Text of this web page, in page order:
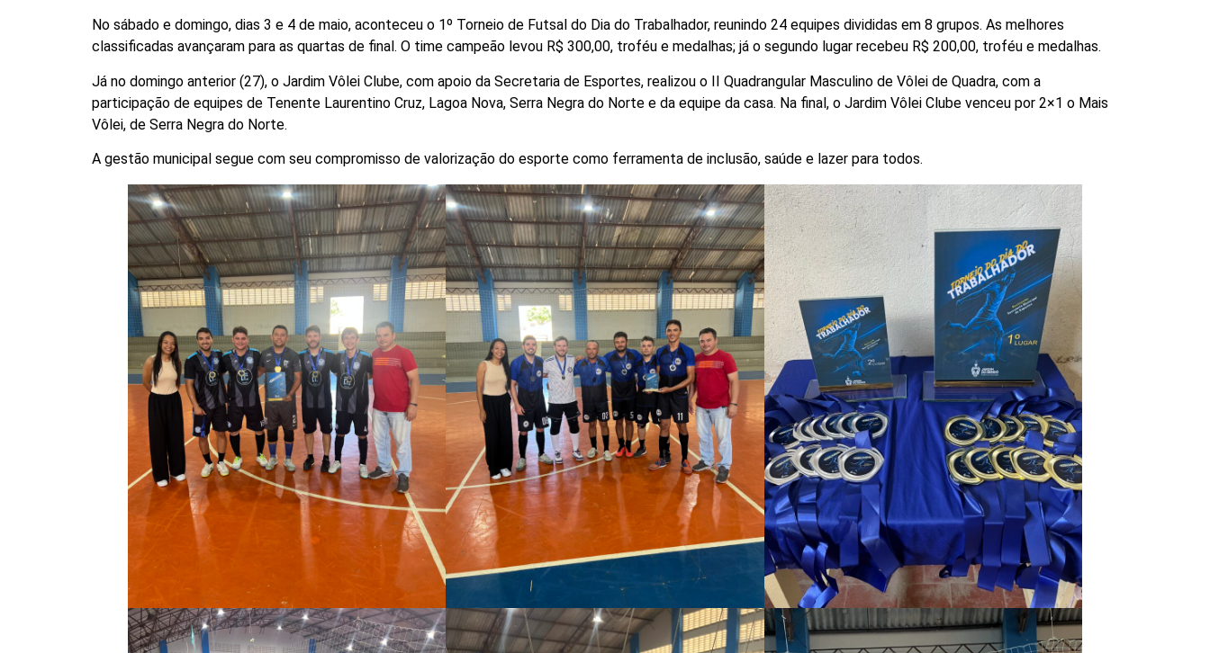
No sábado e domingo, dias 3 e 4 de maio, aconteceu o 1º Torneio de Futsal do Dia do Trabalhador, reunindo 24 equipes divididas em 8 grupos. As melhores
classificadas avançaram para as quartas de final. O time campeão levou R$ 300,00, troféu e medalhas; já o segundo lugar recebeu R$ 200,00, troféu e medalhas.
Já no domingo anterior (27), o Jardim Vôlei Clube, com apoio da Secretaria de Esportes, realizou o II Quadrangular Masculino de Vôlei de Quadra, com a
participação de equipes de Tenente Laurentino Cruz, Lagoa Nova, Serra Negra do Norte e da equipe da casa. Na final, o Jardim Vôlei Clube venceu por 2×1 o Mais
Vôlei, de Serra Negra do Norte.
A gestão municipal segue com seu compromisso de valorização do esporte como ferramenta de inclusão, saúde e lazer para todos.